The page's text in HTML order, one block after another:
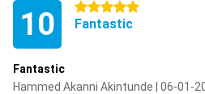
10 5 stars
Fantastic
Fantastic
Hammed Akanni Akintunde | 06-01-